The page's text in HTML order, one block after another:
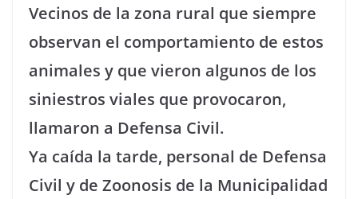
Vecinos de la zona rural que siempre
observan el comportamiento de estos
animales y que vieron algunos de los
siniestros viales que provocaron,
llamaron a Defensa Civil.
Ya caída la tarde, personal de Defensa
Civil y de Zoonosis de la Municipalidad